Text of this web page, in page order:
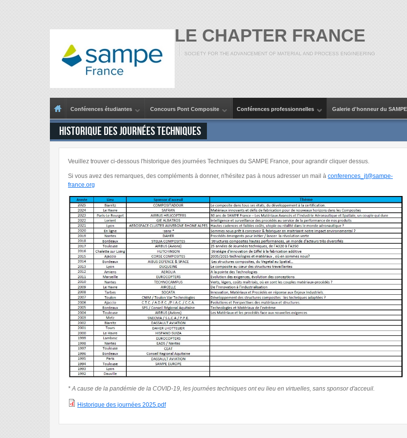
LE CHAPTER FRANCE
SOCIETY FOR THE ADVANCEMENT OF MATERIAL AND PROCESS ENGINEERING
Menu principal
Conférences étudiantes Concours Pont Composite Conférences professionnelles Galerie d'honneur du
Historique des Journées Techniques
Veuillez trouver ci-dessous l'historique des journées Techniques du SAMPE France, pour agrandir cliquer dessus.
Si vous avez des remarques, des compléments à donner, n'hésitez pas à nous adresser un mail à conferences_jt@sampe-
france.org
Capture d’écran 2025-11-23 102900.jpg
* A cause de la pandémie de la COVID-19, les journées techniques ont eu lieu en virtuelles, sans sponsor d'acceuil.
Historique des journées 2025.pdf
Historique des journées 2025.pdf